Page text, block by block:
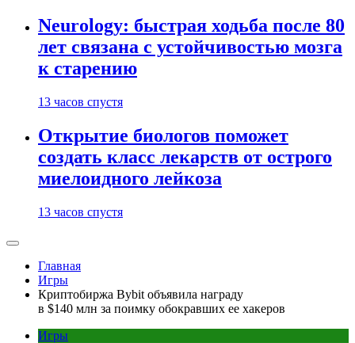
Neurology: быстрая ходьба после 80
лет связана с устойчивостью мозга
к старению
13 часов спустя
Открытие биологов поможет
создать класс лекарств от острого
миелоидного лейкоза
13 часов спустя
Главная
Игры
Криптобиржа Bybit объявила награду
в $140 млн за поимку обокравших ее хакеров
Игры